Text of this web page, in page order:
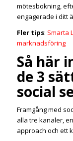
mötesbokning,
engagerade i ditt
Fler tips: Smarta
marknadsföring
Så här
de 3
social
Framgång med
alla tre kanaler,
approach och ett